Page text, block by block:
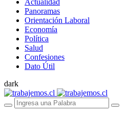
Actualidad
Panoramas
Orientación Laboral
Economía
Política
Salud
Confesiones
Dato Útil
dark